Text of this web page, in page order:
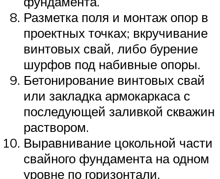
Разметка поля и монтаж опор в
проектных точках; вкручивание
винтовых свай, либо бурение
шурфов под набивные опоры.
Бетонирование винтовых свай
или закладка армокаркаса с
последующей заливкой скважин
раствором.
Выравнивание цокольной части
свайного фундамента на одном
уровне по горизонтали.